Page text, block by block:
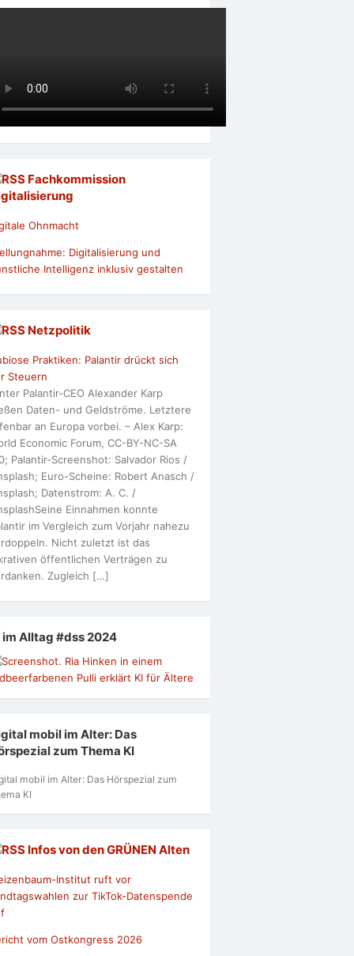
Fachkommission
Ohnmacht
Digitalisierung und
Intelligenz inklusiv gestalten
Netzpolitik
Praktiken: Palantir drückt sich
Steuern
Palantir-CEO Alexander Karp
Daten- und Geldströme. Letztere
an Europa vorbei. – Alex Karp:
Economic Forum, CC-BY-NC-SA
Palantir-Screenshot: Salvador Rios /
Euro-Scheine: Robert Anasch /
Datenstrom: A. C. /
Einnahmen konnte
im Vergleich zum Vorjahr nahezu
Nicht zuletzt ist das
öffentlichen Verträgen zu
Zugleich […]
im Alltag #dss 2024
mobil im Alter: Das
zum Thema KI
mobil im Alter: Das Hörspezial zum
KI
Infos von den GRÜNEN Alten
Institut ruft vor
zur TikTok-Datenspende
vom Ostkongress 2026